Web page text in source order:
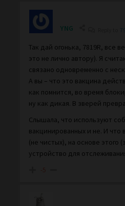
YNG
Так дай огонька, 7819R, все
это не лично автору). Я
связано одновременно с
А вы – что это вакцина
как помнится, во время
ну как дикая. В зверей
Слышала, что используют
вакцинированных и не. И что
(не чистых), на основе этого
устройство для
-5